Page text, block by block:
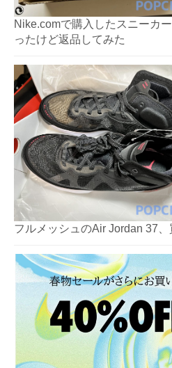
Nike.comで購入したスニーカ
ったけど返品してみた
フルメッシュのAir Jordan 37